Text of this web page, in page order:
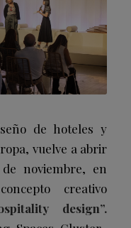
de hoteles y
vuelve a abrir
noviembre, en
creativo
design”.